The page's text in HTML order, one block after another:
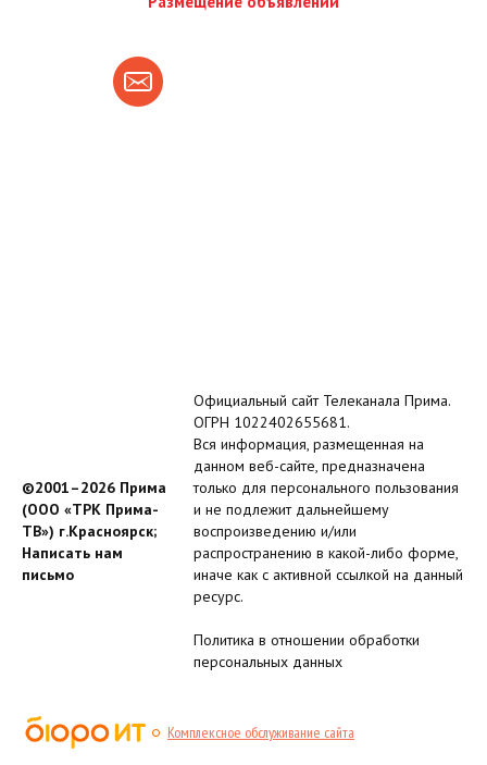
©2001–2026 Прима
(ООО «ТРК Прима-
ТВ») г.Красноярск;
Написать нам
письмо
Официальный сайт Телеканала Прима.
ОГРН 1022402655681.
Вся информация, размещенная на
данном веб-сайте, предназначена
только для персонального пользования
и не подлежит дальнейшему
воспроизведению и/или
распространению в какой-либо форме,
иначе как с активной ссылкой на данный
ресурс.
Политика в отношении обработки
персональных данных
Комплексное обслуживание сайта